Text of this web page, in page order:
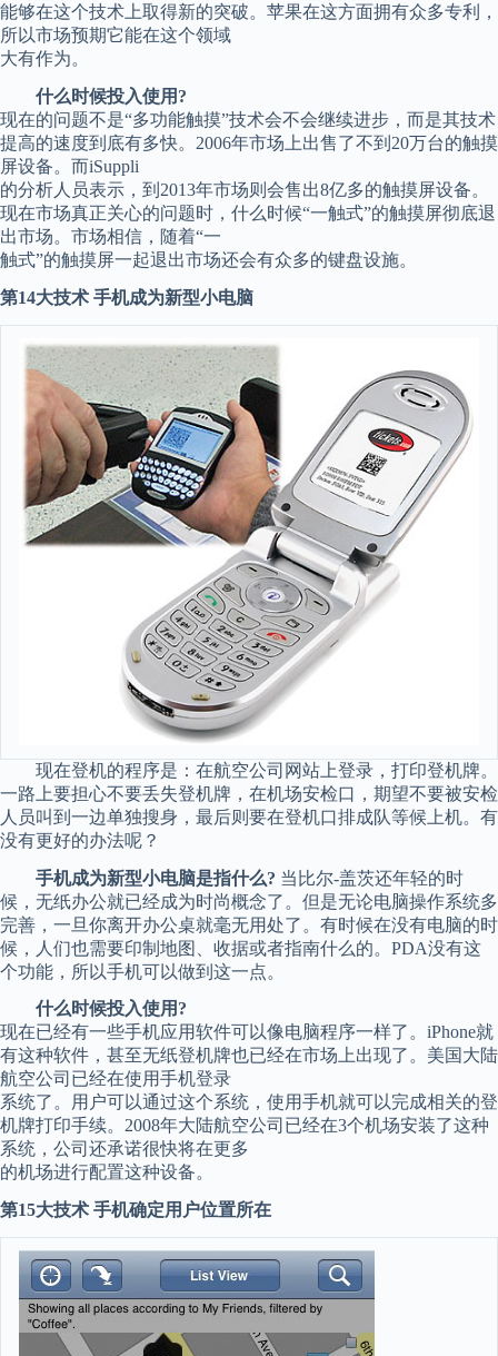
能够在这个技术上取得新的突破。苹果在这方面拥有众多专利，
所以市场预期它能在这个领域
大有作为。
什么时候投入使用?
现在的问题不是“多功能触摸”技术会不会继续进步，而是其技术
提高的速度到底有多快。2006年市场上出售了不到20万台的触摸
屏设备。而iSuppli
的分析人员表示，到2013年市场则会售出8亿多的触摸屏设备。
现在市场真正关心的问题时，什么时候“一触式”的触摸屏彻底退
出市场。市场相信，随着“一
触式”的触摸屏一起退出市场还会有众多的键盘设施。
第14大技术 手机成为新型小电脑
现在登机的程序是：在航空公司网站上登录，打印登机牌。
一路上要担心不要丢失登机牌，在机场安检口，期望不要被安检
人员叫到一边单独搜身，最后则要在登机口排成队等候上机。有
没有更好的办法呢？
手机成为新型小电脑是指什么? 当比尔-盖茨还年轻的时
候，无纸办公就已经成为时尚概念了。但是无论电脑操作系统多
完善，一旦你离开办公桌就毫无用处了。有时候在没有电脑的时
候，人们也需要印制地图、收据或者指南什么的。PDA没有这
个功能，所以手机可以做到这一点。
什么时候投入使用?
现在已经有一些手机应用软件可以像电脑程序一样了。iPhone就
有这种软件，甚至无纸登机牌也已经在市场上出现了。美国大陆
航空公司已经在使用手机登录
系统了。用户可以通过这个系统，使用手机就可以完成相关的登
机牌打印手续。2008年大陆航空公司已经在3个机场安装了这种
系统，公司还承诺很快将在更多
的机场进行配置这种设备。
第15大技术 手机确定用户位置所在